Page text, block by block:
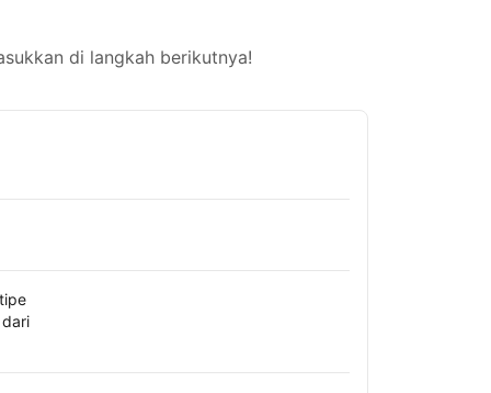
di langkah berikutnya!